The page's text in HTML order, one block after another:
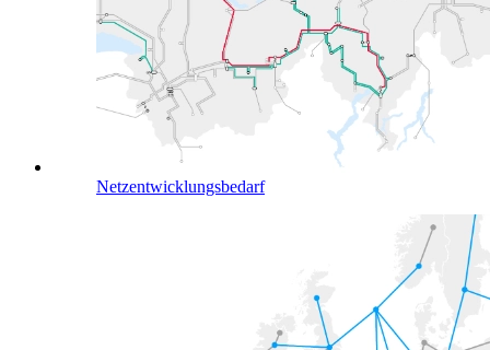
Netzentwicklungsbedarf